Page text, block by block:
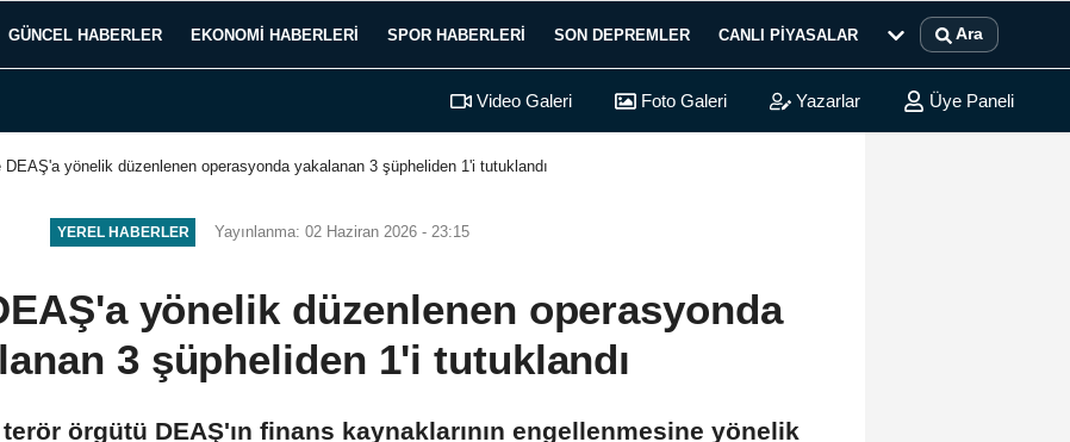
GÜNCEL HABERLER EKONOMI HABERLERI SPOR HABERLERI SON DEPREMLER CANLI PIYASALAR Ara
Video Galeri Foto Galeri Yazarlar Üye Paneli
DEAŞ'a yönelik düzenlenen operasyonda yakalanan 3 şüpheliden 1'i tutuklandı
YEREL HABERLER Yayınlanma: 02 Haziran 2026 - 23:15
yönelik düzenlenen operasyonda
3 şüpheliden 1'i tutuklandı
örgütü DEAŞ'ın finans kaynaklarının engellenmesine yönelik